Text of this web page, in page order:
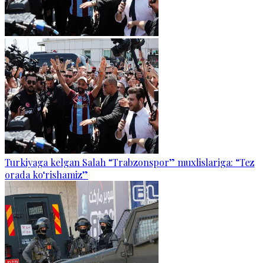
Turkiyaga kelgan Salah “Trabzonspor” muxlislariga: “Tez
orada ko‘rishamiz”